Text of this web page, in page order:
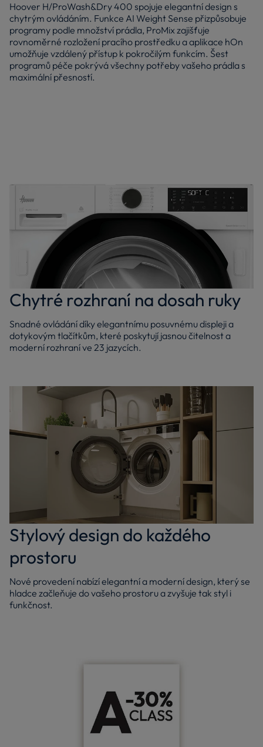
Hoover H/ProWash&Dry 400 spojuje elegantní design s
chytrým ovládáním. Funkce AI Weight Sense přizpůsobuje
programy podle množství prádla, ProMix zajišťuje
rovnoměrné rozložení pracího prostředku a aplikace hOn
umožňuje vzdálený přístup k pokročilým funkcím. Šest
programů péče pokrývá všechny potřeby vašeho prádla s
maximální přesností.
Chytré rozhraní na dosah ruky
Snadné ovládání díky elegantnímu posuvnému displeji a
dotykovým tlačítkům, které poskytují jasnou čitelnost a
moderní rozhraní ve 23 jazycích.
Stylový design do každého
prostoru
Nové provedení nabízí elegantní a moderní design, který se
hladce začleňuje do vašeho prostoru a zvyšuje tak styl i
funkčnost.